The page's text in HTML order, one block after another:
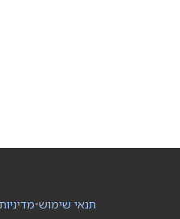
•תנאי שימוש